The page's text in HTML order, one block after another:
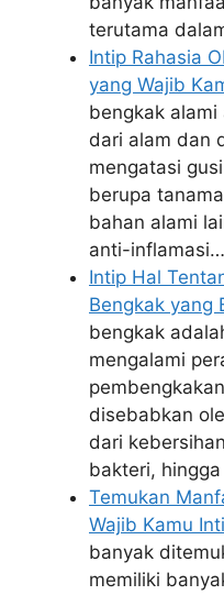
terutama
Intip Rahasia
yang Wajib
bengkak
dari alam dan
mengatasi
berupa
bahan alami
anti-inflamasi…
Intip Hal
Bengkak yang
bengkak
mengalami
disebabkan
dari
bakteri,
Temukan
Wajib Kamu
banyak
memiliki